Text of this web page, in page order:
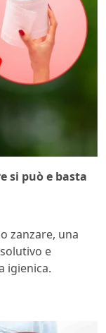
si può e basta
zanzare, una
e
igienica.